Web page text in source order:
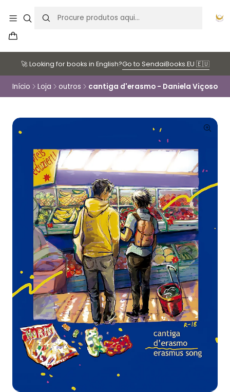
🚀 Looking for books in English?Go to SendaiBooks.EU 🇪🇺
Início Loja outros cantiga d'erasmo - Daniela Viçoso